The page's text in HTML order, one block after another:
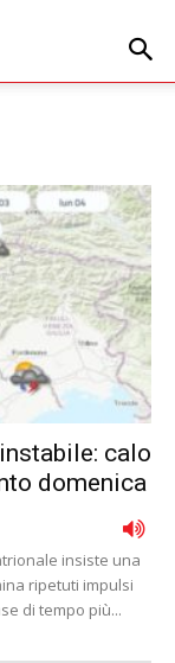
calo
domenica
insiste una
ripetuti impulsi
di tempo più...